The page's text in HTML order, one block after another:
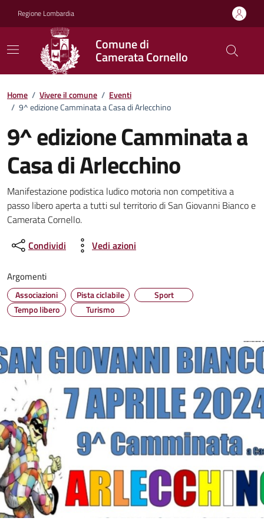
Regione Lombardia
Comune di
Camerata Cornello
Home / Vivere il comune / Eventi
/ 9^ edizione Camminata a Casa di Arlecchino
9^ edizione Camminata a
Casa di Arlecchino
Dettagli della notizia
Manifestazione podistica ludico motoria non competitiva a
passo libero aperta a tutti sul territorio di San Giovanni Bianco e
Camerata Cornello.
Condividi
Vedi azioni
Argomenti
Associazioni Pista ciclabile
Sport
Tempo libero
Turismo